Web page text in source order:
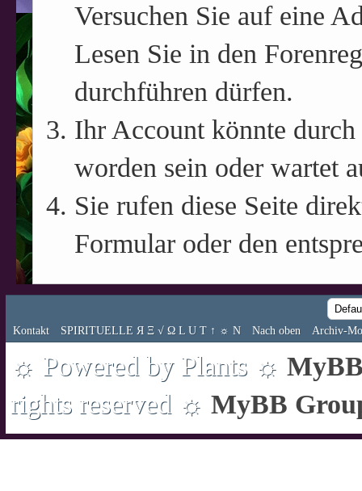
Versuchen Sie auf eine
Lesen Sie in den
durchführen dürfen.
Ihr Account könnte
worden sein oder wartet
Sie rufen diese Seite
Formular oder den
Kontakt SPIRITUELLE Я Ξ √ Ω L U T ↑ ☼ N Nach oben Archiv-
☼ Powered by Plants ☼
rights reserved ☼ MyBB